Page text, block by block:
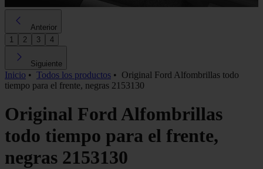
Anterior
1
2 3 4
Siguiente
Inicio • Todos los productos • Original Ford Alfombrillas todo
tiempo para el frente, negras 2153130
Original Ford Alfombrillas
todo tiempo para el frente,
negras 2153130